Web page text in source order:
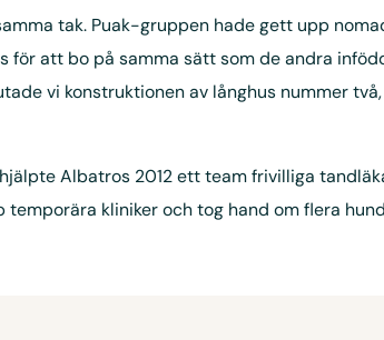
tak. Puak-gruppen hade gett upp
att bo på samma sätt som de andra
vi konstruktionen av långhus nummer
Albatros 2012 ett team frivilliga
kliniker och tog hand om flera